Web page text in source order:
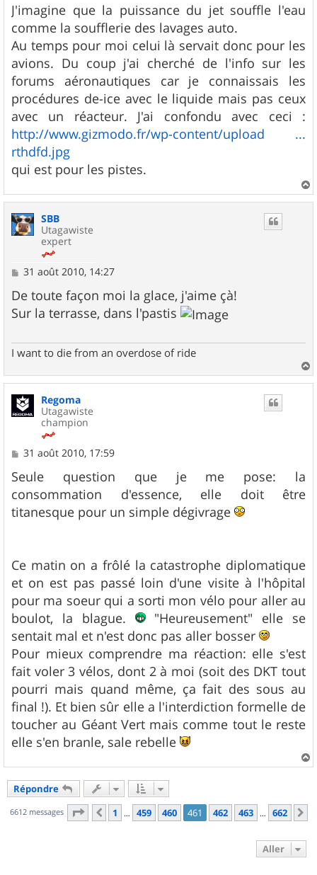
s
s
a
g
e
J'imagine que la puissance du jet souffle l'eau
comme la soufflerie des lavages auto.
Au temps pour moi celui là servait donc pour les
avions. Du coup j'ai cherché de l'info sur les
forums aéronautiques car je connaissais les
procédures de-ice avec le liquide mais pas ceux
avec un réacteur. J'ai confondu avec ceci :
http://www.gizmodo.fr/wp-content/upload ...
rthdfd.jpg
qui est pour les pistes.
a
SBB
Utagawiste
expert
M
s
s
a
31 août 2010, 14:27
De toute façon moi la glace, j'aime çà!
Sur la terrasse, dans l'pastis
I want to die from an overdose of ride
a
Regoma
Utagawiste
champion
M
s
s
a
g
e
31 août 2010, 17:59
Seule question que je me pose: la
consommation d'essence, elle doit être
titanesque pour un simple dégivrage
Ce matin on a frôlé la catastrophe diplomatique
et on est pas passé loin d'une visite à l'hôpital
pour ma soeur qui a sorti mon vélo pour aller au
boulot, la blague.
"Heureusement" elle se
sentait mal et n'est donc pas aller bosser
Pour mieux comprendre ma réaction: elle s'est
fait voler 3 vélos, dont 2 à moi (soit des DKT tout
pourri mais quand même, ça fait des sous au
final !). Et bien sûr elle a l'interdiction formelle de
toucher au Géant Vert mais comme tout le reste
elle s'en branle, sale rebelle
a
Répondre
6612 messages Page 461 sur662
Précédent
1 … 459 460 461 462 463 … 662
Aller